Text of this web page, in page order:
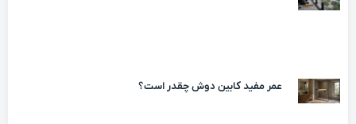
عمر مفید کابین دوش چقدر است؟